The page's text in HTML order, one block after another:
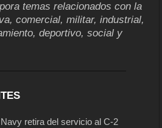
temas relacionados con la
comercial, militar, industrial,
deportivo, social y
retira del servicio al C-2